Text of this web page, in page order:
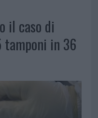
il caso di
tamponi in 36